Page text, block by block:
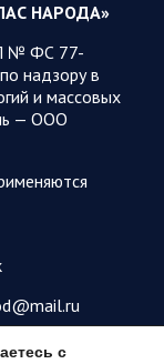
мирное
на 6 августа
будучи не в
атаковала
Двух майоров
по
общественного
его…
НАРОДА»
№ ФС 77-
надзору в
и массовых
— ООО
с